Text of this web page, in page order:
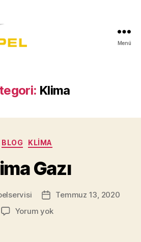
Menü
Klima
Kategoriler
BLOG KLIMA
Gazı
Yazı
tarihi
Temmuz 13, 2020
Yorum yokKlima